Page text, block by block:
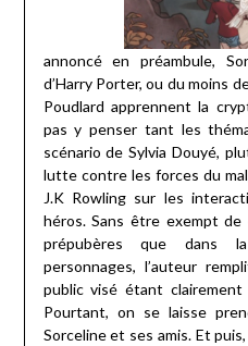
annoncé en préambule,
d’Harry Porter, ou du moins
Poudlard apprennent la
pas y penser tant les
scénario de Sylvia Douyé,
lutte contre les forces du
J.K Rowling sur les
héros. Sans être exempt
prépubères que dans
personnages, l’auteur
public visé étant
Pourtant, on se laisse
Sorceline et ses amis. Et